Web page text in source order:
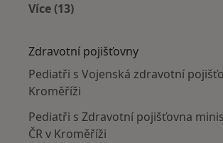
Více (13)
Zdravotní pojišťovny
Pediatři s Vojenská zdravotní
Kroměříži
Pediatři s Zdravotní pojišťovna
ČR v Kroměříži